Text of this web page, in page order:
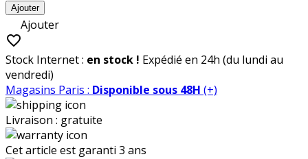
Ajouter
favorite_border
Stock Internet : en stock ! Expédié en 24h (du lundi au
vendredi)
Magasins Paris : Disponible sous 48H (+)
Livraison : gratuite
Cet article est garanti 3 ans